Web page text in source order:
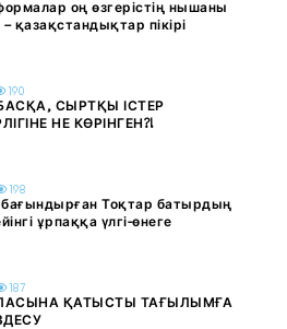
оң өзгерістің нышаны
қазақстандықтар пікірі
190
СЫРТҚЫ ІСТЕР
НЕ КӨРІНГЕН?!
198
Тоқтар батырдың
ұрпаққа үлгі-өнеге
187
ҚАТЫСТЫ ТАҒЫЛЫМҒА